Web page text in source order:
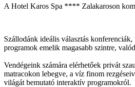
A Hotel Karos Spa **** Zalakaroson
Szállodánk ideális választás
programok emelik magasabb szintre,
Vendégeink számára elérhetőek privát
matracokon lebegve, a víz finom
világát bemutató interaktív programokról.